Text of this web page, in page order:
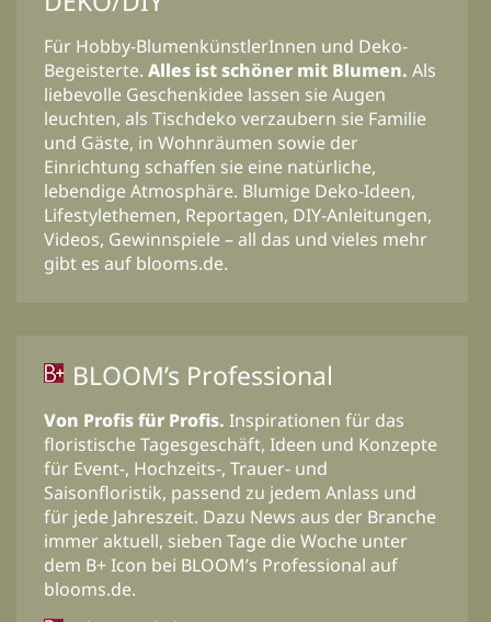
Für Hobby-BlumenkünstlerInnen und Deko-
Begeisterte. Alles ist schöner mit Blumen. Als
liebevolle Geschenkidee lassen sie Augen
leuchten, als Tischdeko verzaubern sie Familie
und Gäste, in Wohnräumen sowie der
Einrichtung schaffen sie eine natürliche,
lebendige Atmosphäre. Blumige Deko-Ideen,
Lifestylethemen, Reportagen, DIY-Anleitungen,
Videos, Gewinnspiele – all das und vieles mehr
gibt es auf blooms.de.
BLOOM’s Professional
Von Profis für Profis. Inspirationen für das
floristische Tagesgeschäft, Ideen und Konzepte
für Event-, Hochzeits-, Trauer- und
Saisonfloristik, passend zu jedem Anlass und
für jede Jahreszeit. Dazu News aus der Branche
immer aktuell, sieben Tage die Woche unter
dem B+ Icon bei BLOOM’s Professional auf
blooms.de.